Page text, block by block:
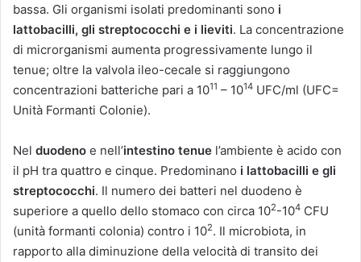
bassa. Gli organismi isolati predominanti sono i
lattobacilli, gli streptococchi e i lieviti. La concentrazione
di microrganismi aumenta progressivamente lungo il
tenue; oltre la valvola ileo-cecale si raggiungono
concentrazioni batteriche pari a 1011 – 1014 UFC/ml (UFC=
Unità Formanti Colonie).
Nel duodeno e nell’intestino tenue l’ambiente è acido con
il pH tra quattro e cinque. Predominano i lattobacilli e gli
streptococchi. Il numero dei batteri nel duodeno è
superiore a quello dello stomaco con circa 102-104 CFU
(unità formanti colonia) contro i 102. Il microbiota, in
rapporto alla diminuzione della velocità di transito dei